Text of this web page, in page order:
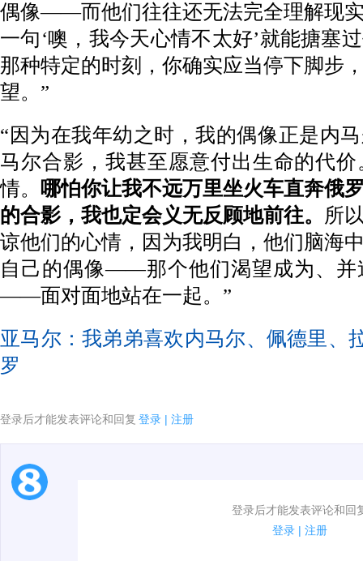
偶像——而他们往往还无法完全理解现
一句‘噢，我今天心情不太好’就能搪塞
那种特定的时刻，你确实应当停下脚步
望。”
“因为在我年幼之时，我的偶像正是内
马尔合影，我甚至愿意付出生命的代
情。
哪怕你让我不远万里坐火车直奔俄
的合影，我也定会义无反顾地前往。
所
谅他们的心情，因为我明白，他们脑海
自己的偶像——那个他们渴望成为、并
——面对面地站在一起。”
亚马尔：我弟弟喜欢内马尔、佩德里、
罗
登录后才能发表评论和回复 登录 | 注册
登录后才能发表评论和回
登录 | 注册
1.电脑端新用户可以发表评论了！